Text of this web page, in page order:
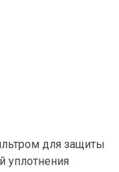
для защиты
уплотнения